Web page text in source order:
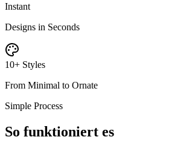
Instant
Designs in Seconds
10+ Styles
From Minimal to Ornate
Simple Process
So funktioniert es